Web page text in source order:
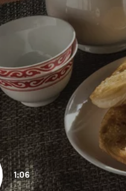
1:06